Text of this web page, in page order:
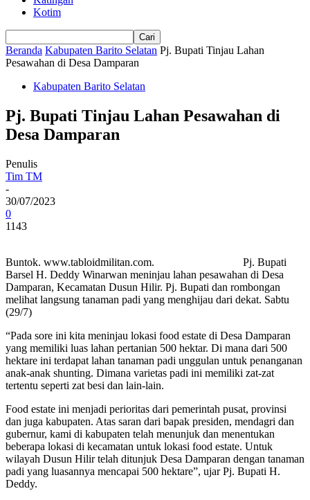
Kotim
Beranda Kabupaten Barito Selatan Pj. Bupati Tinjau Lahan
Pesawahan di Desa Damparan
Kabupaten Barito Selatan
Pj. Bupati Tinjau Lahan Pesawahan di
Desa Damparan
Penulis
Tim TM
-
30/07/2023
0
1143
Buntok. www.tabloidmilitan.com. Pj. Bupati
Barsel H. Deddy Winarwan meninjau lahan pesawahan di Desa
Damparan, Kecamatan Dusun Hilir. Pj. Bupati dan rombongan
melihat langsung tanaman padi yang menghijau dari dekat. Sabtu
(29/7)
“Pada sore ini kita meninjau lokasi food estate di Desa Damparan
yang memiliki luas lahan pertanian 500 hektar. Di mana dari 500
hektare ini terdapat lahan tanaman padi unggulan untuk penanganan
anak-anak shunting. Dimana varietas padi ini memiliki zat-zat
tertentu seperti zat besi dan lain-lain.
Food estate ini menjadi perioritas dari pemerintah pusat, provinsi
dan juga kabupaten. Atas saran dari bapak presiden, mendagri dan
gubernur, kami di kabupaten telah menunjuk dan menentukan
beberapa lokasi di kecamatan untuk lokasi food estate. Untuk
wilayah Dusun Hilir telah ditunjuk Desa Damparan dengan tanaman
padi yang luasannya mencapai 500 hektare”, ujar Pj. Bupati H.
Deddy.